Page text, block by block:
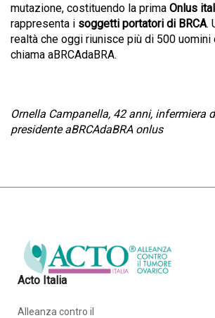
mutazione, costituendo la prima Onlus
rappresenta i soggetti portatori di BRCA.
realtà che oggi riunisce più di 500 uomini
chiama aBRCAdaBRA.
Ornella Campanella, 42 anni, infermiera
presidente aBRCAdaBRA onlus
Acto Italia
Alleanza contro il